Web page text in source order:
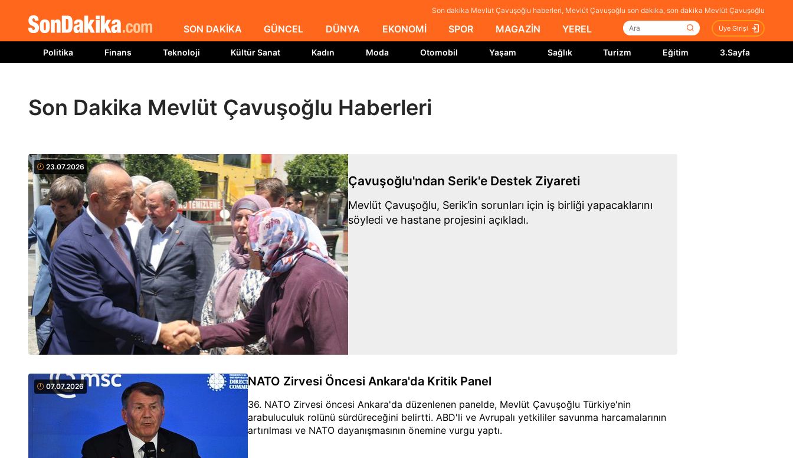
Son dakika Mevlüt Çavuşoğlu haberleri, Mevlüt Çavuşoğlu son dakika, son dakika Mevlüt Çavuşoğlu
SON DAKİKA GÜNCEL DÜNYA EKONOMİ SPOR MAGAZİN YEREL Üye Girişi
Politika Finans Teknoloji Kültür Sanat Kadın Moda Otomobil Yaşam Sağlık Turizm Eğitim 3.Sayfa
Son Dakika Mevlüt Çavuşoğlu Haberleri
23.07.2026
Çavuşoğlu'ndan Serik'e Destek Ziyareti
Mevlüt Çavuşoğlu, Serik’in sorunları için iş birliği yapacaklarını
söyledi ve hastane projesini açıkladı.
07.07.2026 NATO Zirvesi Öncesi Ankara'da Kritik Panel
36. NATO Zirvesi öncesi Ankara'da düzenlenen panelde, Mevlüt Çavuşoğlu Türkiye'nin
arabuluculuk rolünü sürdüreceğini belirtti. ABD'li ve Avrupalı yetkililer savunma harcamalarının
artırılması ve NATO dayanışmasının önemine vurgu yaptı.